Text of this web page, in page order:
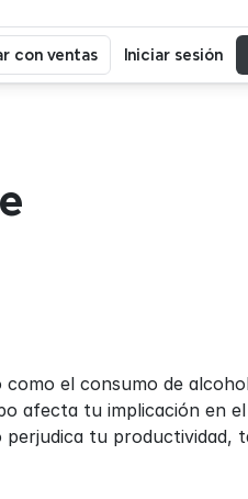
el consumo de
afecta tu implicación en
tu productividad,
con ventas Iniciar sesión